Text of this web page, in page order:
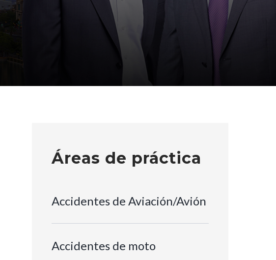
Áreas de práctica
Accidentes de Aviación/Avión
Accidentes de moto